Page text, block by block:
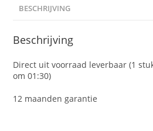
BESCHRIJVING
Beschrijving
Direct uit voorraad leverbaar (1
om 01:30)
12 maanden garantie